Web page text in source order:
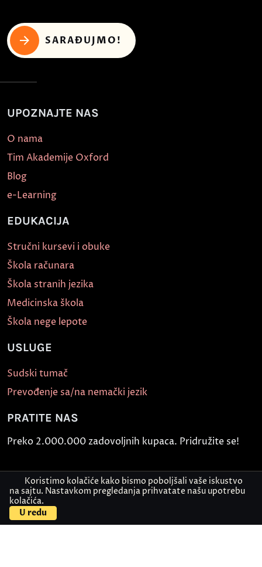
SARAĐUJMO!
UPOZNAJTE NAS
O nama
Tim Akademije Oxford
Blog
e-Learning
EDUKACIJA
Stručni kursevi i obuke
Škola računara
Škola stranih jezika
Medicinska škola
Škola nege lepote
USLUGE
Sudski tumač
Prevođenje sa/na nemački jezik
PRATITE NAS
Preko 2.000.000 zadovoljnih kupaca. Pridružite se!
Koristimo kolačiće kako bismo poboljšali vaše iskustvo
na sajtu. Nastavkom pregledanja prihvatate našu upotrebu
kolačića.
U redu